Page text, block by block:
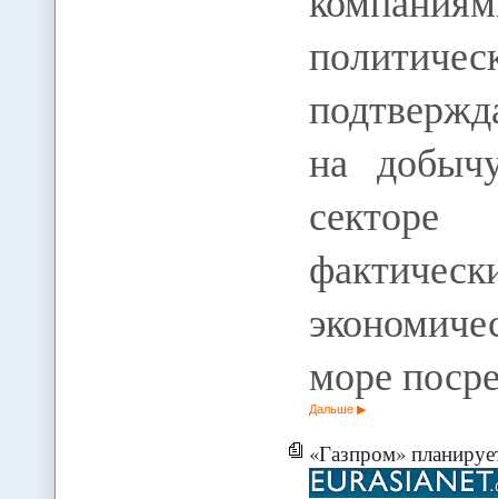
на
море
Дальше
«Газпром» планирует